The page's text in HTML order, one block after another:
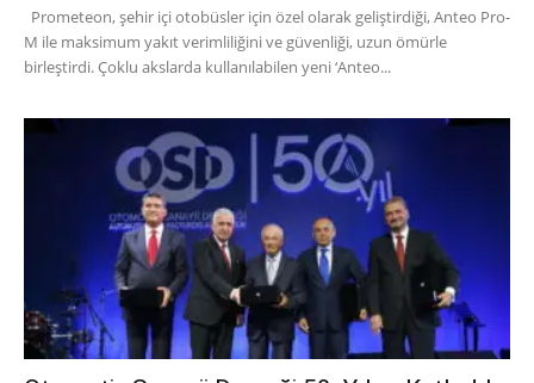
Prometeon, şehir içi otobüsler için özel olarak geliştirdiği, Anteo Pro-
M ile maksimum yakıt verimliliğini ve güvenliği, uzun ömürle
birleştirdi. Çoklu akslarda kullanılabilen yeni ‘Anteo...